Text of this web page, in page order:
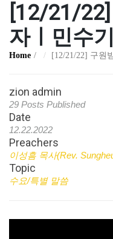
[12/21/
자ㅣ민수
Home [12/21/22] 구원
zion admin
29 Posts Published
Date
12.22.2022
Preachers
이성흠 목사(Rev.
Topic
수요/특별 말씀